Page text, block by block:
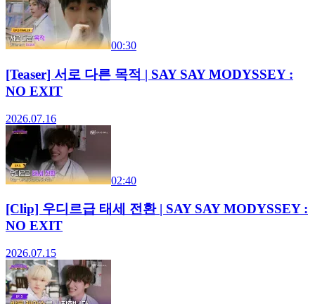
00:30
[Teaser] 서로 다른 목적 | SAY SAY MODYSSEY :
NO EXIT
2026.07.16
02:40
[Clip] 우디르급 태세 전환 | SAY SAY MODYSSEY :
NO EXIT
2026.07.15